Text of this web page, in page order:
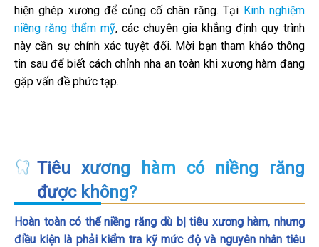
hiện ghép xương để củng cố chân răng. Tại Kinh nghiệm
niềng răng thẩm mỹ, các chuyên gia khẳng định quy trình
này cần sự chính xác tuyệt đối. Mời bạn tham khảo thông
tin sau để biết cách chỉnh nha an toàn khi xương hàm đang
gặp vấn đề phức tạp.
Tiêu xương hàm có niềng răng
được không?
Hoàn toàn có thể niềng răng dù bị tiêu xương hàm, nhưng
điều kiện là phải kiểm tra kỹ mức độ và nguyên nhân tiêu